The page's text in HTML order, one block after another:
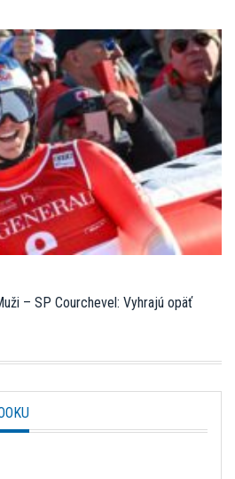
– SP Courchevel: Vyhrajú opäť